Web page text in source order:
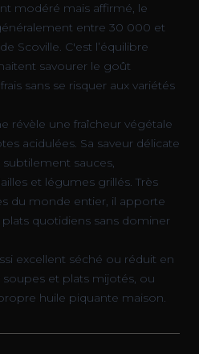
modéré mais affirmé, le
entre 30 000 et
Scoville. C'est l’équilibre
savourer le goût
sans se risquer aux variétés
révèle une fraîcheur végétale
acidulées. Sa saveur délicate
sauces,
et légumes grillés. Très
du monde entier, il apporte
quotidiens sans dominer
excellent séché ou réduit en
et plats mijotés, ou
huile piquante maison.